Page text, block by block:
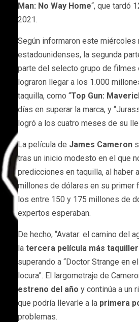
Man: No Way Home“, que tardó
2021.
Según informaron este miércoles
estadounidenses, la segunda
parte del selecto grupo de filmes
lograron llegar a los 1.000
taquilla, como “Top Gun:
días en superar la marca, y
logró a los cuatro meses de su
La película de James Cameron
tras un inicio modesto en el que
predicciones en taquilla, al haber
millones de dólares en su primer
los entre 150 y 175 millones de
expertos esperaban.
De hecho, “Avatar: el camino del
la tercera película más
superando a “Doctor Strange en
locura”. El largometraje de
estreno del año y continúa a un
que podría llevarle a la primera
problemas.